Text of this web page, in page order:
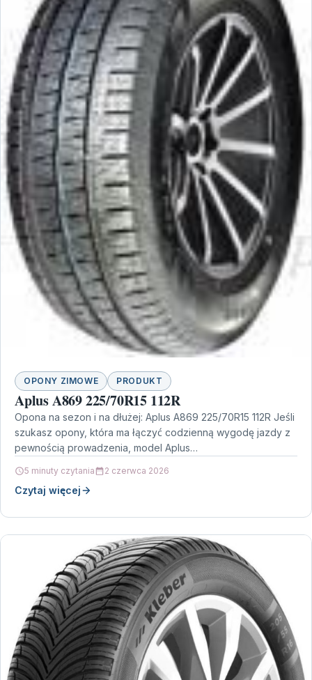
OPONY ZIMOWE PRODUKT
Aplus A869 225/70R15 112R
Opona na sezon i na dłużej: Aplus A869 225/70R15 112R Jeśli
szukasz opony, która ma łączyć codzienną wygodę jazdy z
pewnością prowadzenia, model Aplus…
5 minuty czytania 2 czerwca 2026
Czytaj więcej